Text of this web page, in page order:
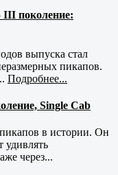
III поколение:
выпуска стал
пикапов.
Подробнее...
Single Cab
в истории. Он
удивлять
через...